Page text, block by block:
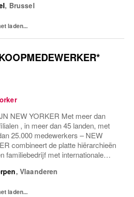
and has employees of...
, Brussel
laden...
NEW YORKER Met meer dan
, in meer dan 45 landen, met
25.000 medewerkers – NEW
combineert de platte hiërarchieën
familiebedrijf met internationale
WEES NEW YORKER
, Vlaanderen
laden...